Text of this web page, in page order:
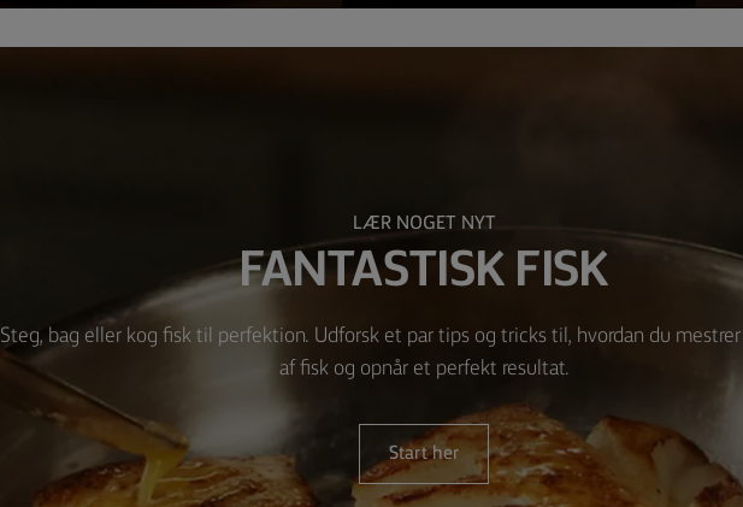
LÆR NOGET NYT
FANTASTISK FISK
Steg, bag eller kog fisk til perfektion. Udforsk et par tips og tricks til, hvordan du
af fisk og opnår et perfekt resultat.
Start her